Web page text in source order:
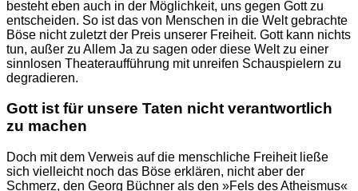
besteht eben auch in der Möglichkeit, uns gegen Gott zu
entscheiden. So ist das von Menschen in die Welt gebrachte
Böse nicht zuletzt der Preis unserer Freiheit. Gott kann nichts
tun, außer zu Allem Ja zu sagen oder diese Welt zu einer
sinnlosen Theateraufführung mit unreifen Schauspielern zu
degradieren.
Gott ist für unsere Taten nicht verantwortlich
zu machen
Doch mit dem Verweis auf die menschliche Freiheit ließe
sich vielleicht noch das Böse erklären, nicht aber der
Schmerz, den Georg Büchner als den »Fels des Atheismus«